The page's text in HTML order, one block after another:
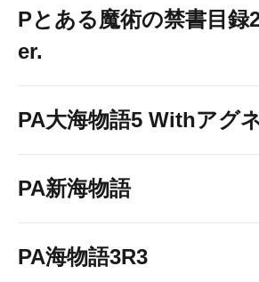
Pとある魔術の禁書目
er.
PA大海物語5 Withアグ
PA新海物語
PA海物語3R3